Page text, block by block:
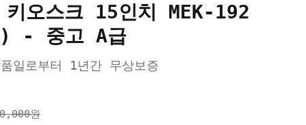
키오스크 15인치 MEK-192
) - 중고 A급
일로부터 1년간 무상보증
원